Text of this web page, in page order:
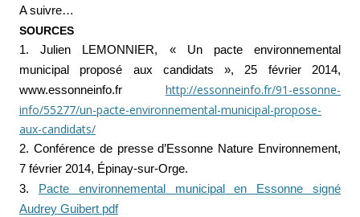
A suivre…
SOURCES
1. Julien LEMONNIER, « Un pacte
environnemental
municipal proposé aux candidats », 25 février 2014,
www.essonneinfo.fr http://essonneinfo.fr/91-essonne-
info/55277/un-pacte-environnemental-municipal-propose-
aux-candidats/
2. Conférence de presse d’Essonne Nature Environnement,
7 février 2014, Épinay-sur-Orge.
3.
Pacte environnemental municipal en Essonne signé
Audrey Guibert pdf